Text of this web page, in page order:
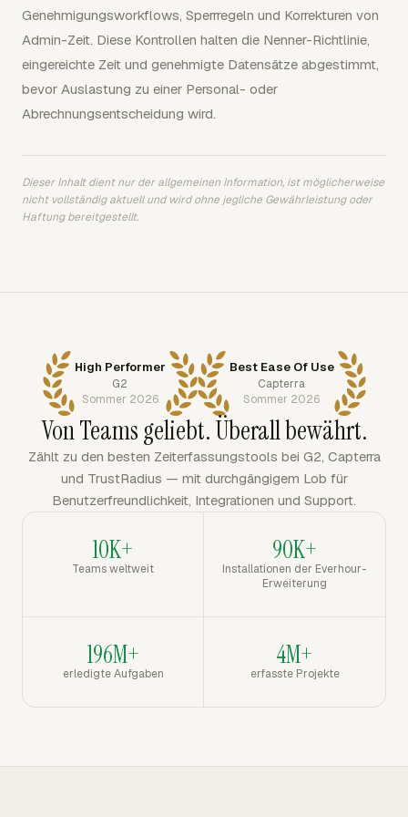
Genehmigungsworkflows, Sperrregeln und Korrekturen von
Admin-Zeit. Diese Kontrollen halten die Nenner-Richtlinie,
eingereichte Zeit und genehmigte Datensätze abgestimmt,
bevor Auslastung zu einer Personal- oder
Abrechnungsentscheidung wird.
Dieser Inhalt dient nur der allgemeinen Information, ist möglicherweise
nicht vollständig aktuell und wird ohne jegliche Gewährleistung oder
Haftung bereitgestellt.
High Performer
G2
Sommer 2026
Best Ease Of Use
Capterra
Sommer 2026
Von Teams geliebt. Überall bewährt.
Zählt zu den besten Zeiterfassungstools bei G2, Capterra
und TrustRadius — mit durchgängigem Lob für
Benutzerfreundlichkeit, Integrationen und Support.
10K+
Teams weltweit
90K+
Installationen der Everhour-
Erweiterung
196M+
erledigte Aufgaben
4M+
erfasste Projekte